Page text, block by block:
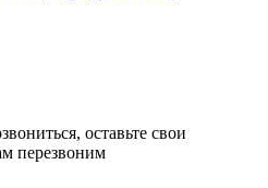
оставьте свои
перезвоним